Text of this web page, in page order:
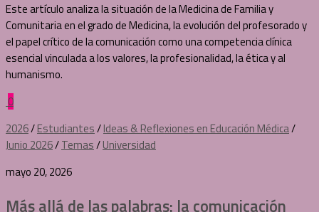
Este artículo analiza la situación de la Medicina de Familia y
Comunitaria en el grado de Medicina, la evolución del profesorado y
el papel crítico de la comunicación como una competencia clínica
esencial vinculada a los valores, la profesionalidad, la ética y al
humanismo.
0
2026/Estudiantes/Ideas & Reflexiones en Educación Médica/
Junio 2026/Temas/Universidad
mayo 20, 2026
Más allá de las palabras: la comunicación